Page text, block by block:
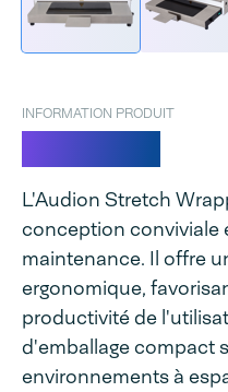
INFORMATION PRODUIT
L'Audion Stretch
conception conviviale
maintenance. Il offre
ergonomique,
productivité de
d'emballage compact
environnements à